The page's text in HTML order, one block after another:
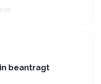
und einem
beantragt